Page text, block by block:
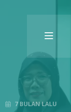
7 BULAN LALU